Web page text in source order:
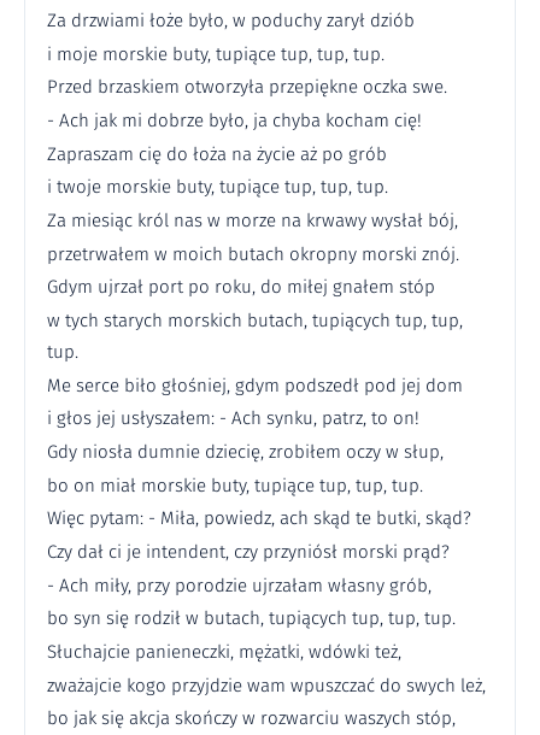
Za drzwiami łoże było, w poduchy zarył dziób
i moje morskie buty, tupiące tup, tup, tup.
Przed brzaskiem otworzyła przepiękne oczka swe.
- Ach jak mi dobrze było, ja chyba kocham cię!
Zapraszam cię do łoża na życie aż po grób
i twoje morskie buty, tupiące tup, tup, tup.
Za miesiąc król nas w morze na krwawy wysłał bój,
przetrwałem w moich butach okropny morski znój.
Gdym ujrzał port po roku, do miłej gnałem stóp
w tych starych morskich butach, tupiących tup, tup,
tup.
Me serce biło głośniej, gdym podszedł pod jej dom
i głos jej usłyszałem: - Ach synku, patrz, to on!
Gdy niosła dumnie dziecię, zrobiłem oczy w słup,
bo on miał morskie buty, tupiące tup, tup, tup.
Więc pytam: - Miła, powiedz, ach skąd te butki, skąd?
Czy dał ci je intendent, czy przyniósł morski prąd?
- Ach miły, przy porodzie ujrzałam własny grób,
bo syn się rodził w butach, tupiących tup, tup, tup.
Słuchajcie panieneczki, mężatki, wdówki też,
zważajcie kogo przyjdzie wam wpuszczać do swych leż,
bo jak się akcja skończy w rozwarciu waszych stóp,